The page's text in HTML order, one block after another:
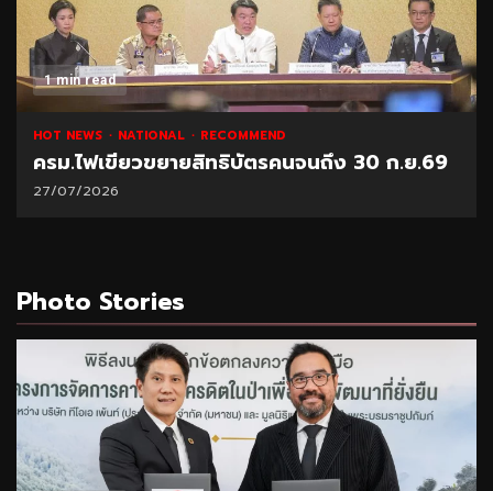
1 min read
HOT NEWS NATIONAL RECOMMEND
ครม.ไฟเขียวขยายสิทธิบัตรคนจนถึง 30 ก.ย.69
27/07/2026
Photo Stories